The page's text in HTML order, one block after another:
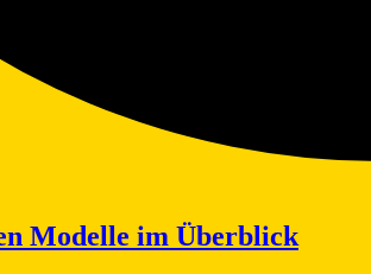
Modelle im Überblick